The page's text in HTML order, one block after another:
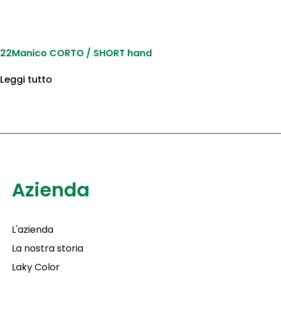
22Manico CORTO / SHORT hand
Leggi tutto
Azienda
L'azienda
La nostra storia
Laky Color